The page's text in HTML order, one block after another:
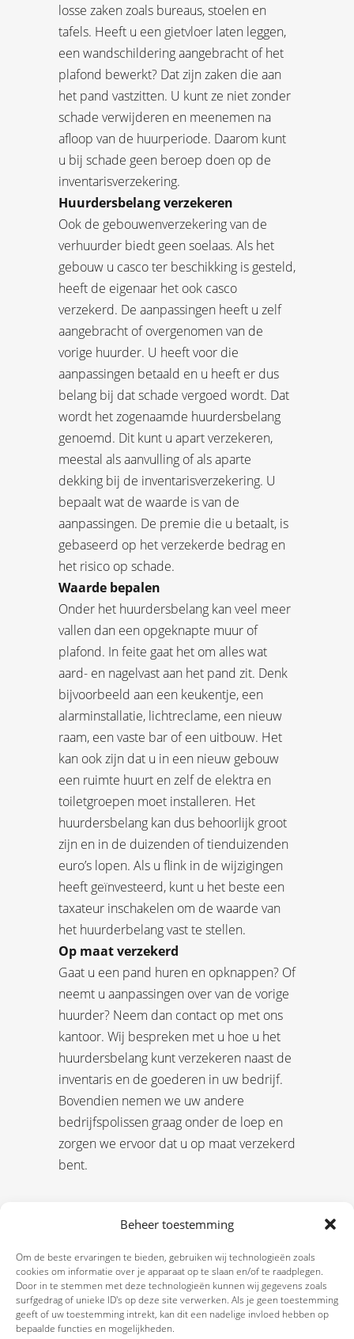
Beheer toestemming
Om de beste ervaringen te bieden, gebruiken wij technologieën zoals
cookies om informatie over je apparaat op te slaan en/of te raadplegen.
Door in te stemmen met deze technologieën kunnen wij gegevens zoals
surfgedrag of unieke ID's op deze site verwerken. Als je geen toestemming
geeft of uw toestemming intrekt, kan dit een nadelige invloed hebben op
bepaalde functies en mogelijkheden.
losse zaken zoals bureaus, stoelen en
tafels. Heeft u een gietvloer laten leggen,
een wandschildering aangebracht of het
plafond bewerkt? Dat zijn zaken die aan
het pand vastzitten. U kunt ze niet zonder
schade verwijderen en meenemen na
afloop van de huurperiode. Daarom kunt
u bij schade geen beroep doen op de
inventarisverzekering.
Huurdersbelang verzekeren
Ook de gebouwenverzekering van de
verhuurder biedt geen soelaas. Als het
gebouw u casco ter beschikking is gesteld,
heeft de eigenaar het ook casco
verzekerd. De aanpassingen heeft u zelf
aangebracht of overgenomen van de
vorige huurder. U heeft voor die
aanpassingen betaald en u heeft er dus
belang bij dat schade vergoed wordt. Dat
wordt het zogenaamde huurdersbelang
genoemd. Dit kunt u apart verzekeren,
meestal als aanvulling of als aparte
dekking bij de inventarisverzekering. U
bepaalt wat de waarde is van de
aanpassingen. De premie die u betaalt, is
gebaseerd op het verzekerde bedrag en
het risico op schade.
Waarde bepalen
Onder het huurdersbelang kan veel meer
vallen dan een opgeknapte muur of
plafond. In feite gaat het om alles wat
aard- en nagelvast aan het pand zit. Denk
bijvoorbeeld aan een keukentje, een
alarminstallatie, lichtreclame, een nieuw
raam, een vaste bar of een uitbouw. Het
kan ook zijn dat u in een nieuw gebouw
een ruimte huurt en zelf de elektra en
toiletgroepen moet installeren. Het
huurdersbelang kan dus behoorlijk groot
zijn en in de duizenden of tienduizenden
euro’s lopen. Als u flink in de wijzigingen
heeft geïnvesteerd, kunt u het beste een
taxateur inschakelen om de waarde van
het huurderbelang vast te stellen.
Op maat verzekerd
Gaat u een pand huren en opknappen? Of
neemt u aanpassingen over van de vorige
huurder? Neem dan contact op met ons
kantoor. Wij bespreken met u hoe u het
huurdersbelang kunt verzekeren naast de
inventaris en de goederen in uw bedrijf.
Bovendien nemen we uw andere
bedrijfspolissen graag onder de loep en
zorgen we ervoor dat u op maat verzekerd
bent.